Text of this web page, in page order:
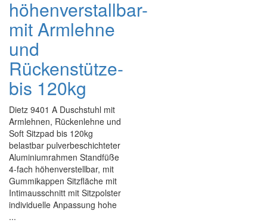
höhenverstallbar-
mit Armlehne
und
Rückenstütze-
bis 120kg
Dietz 9401 A Duschstuhl mit
Armlehnen, Rückenlehne und
Soft Sitzpad bis 120kg
belastbar pulverbeschichteter
Aluminiumrahmen Standfüße
4-fach höhenverstellbar, mit
Gummikappen Sitzfläche mit
Intimausschnitt mit Sitzpolster
individuelle Anpassung hohe
...